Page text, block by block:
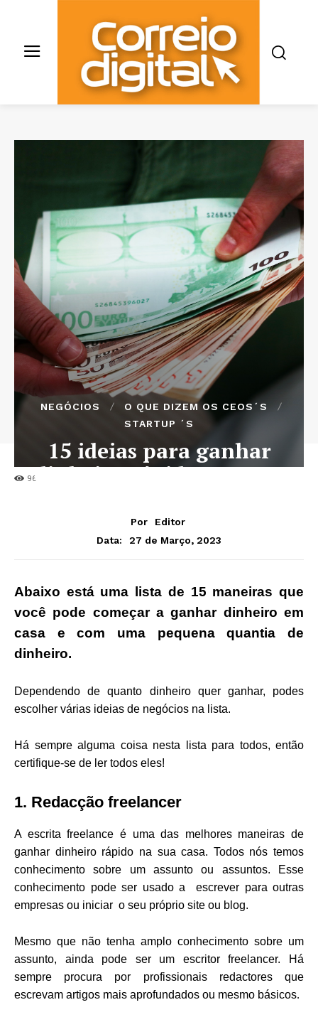
96
NEGÓCIOS
O QUE DIZEM OS CEOS´S
STARTUP ´S
15 ideias para ganhar
dinheiro rápido em casa
Por
Editor
Data:
27 de Março, 2023
Abaixo está uma lista de 15 maneiras que
você pode começar a ganhar dinheiro em
casa e com uma pequena quantia de
dinheiro.
Dependendo de quanto dinheiro quer ganhar, podes
escolher várias ideias de negócios na lista.
Há sempre alguma coisa nesta lista para todos, então
certifique-se de ler todos eles!
1. Redacção freelancer
A escrita freelance é uma das melhores maneiras de
ganhar dinheiro rápido na sua casa. Todos nós temos
conhecimento sobre um assunto ou assuntos. Esse
conhecimento pode ser usado a escrever para outras
empresas ou iniciar o seu próprio site ou blog.
Mesmo que não tenha amplo conhecimento sobre um
assunto, ainda pode ser um escritor freelancer. Há
sempre procura por profissionais redactores que
escrevam artigos mais aprofundados ou mesmo básicos.